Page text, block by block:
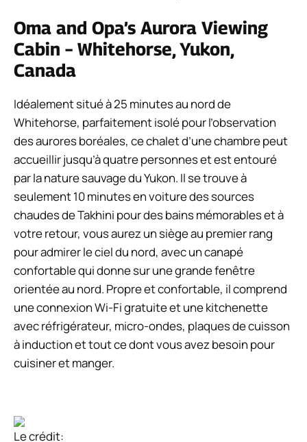
Oma and Opa’s Aurora Viewing
Cabin – Whitehorse, Yukon,
Canada
Idéalement situé à 25 minutes au nord de
Whitehorse, parfaitement isolé pour l’observation
des aurores boréales, ce chalet d’une chambre peut
accueillir jusqu’à quatre personnes et est entouré
par la nature sauvage du Yukon. Il se trouve à
seulement 10 minutes en voiture des sources
chaudes de Takhini pour des bains mémorables et à
votre retour, vous aurez un siège au premier rang
pour admirer le ciel du nord, avec un canapé
confortable qui donne sur une grande fenêtre
orientée au nord. Propre et confortable, il comprend
une connexion Wi-Fi gratuite et une kitchenette
avec réfrigérateur, micro-ondes, plaques de cuisson
à induction et tout ce dont vous avez besoin pour
cuisiner et manger.
Le crédit: